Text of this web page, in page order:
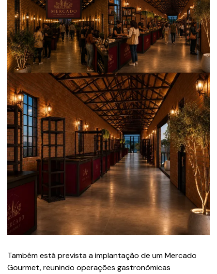
Também está prevista a implantação de um Mercado
Gourmet, reunindo operações gastronômicas